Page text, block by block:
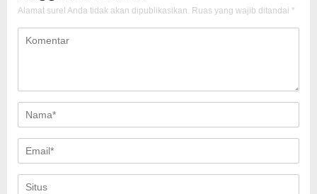
Alamat surel Anda tidak akan dipublikasikan. Ruas yang wajib ditandai *